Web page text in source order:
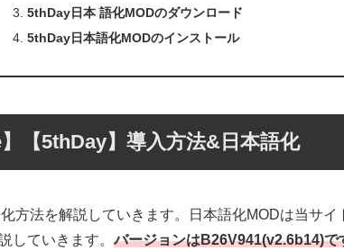
5thDay日本 語化MODのダウンロード
5thDay日本語化MODのインストール
】【5thDay】導入方法&日本語化
方法を解説していきます。日本語化MODは当サイ
していきます。バージョンはB26V941(v2.6b14)で